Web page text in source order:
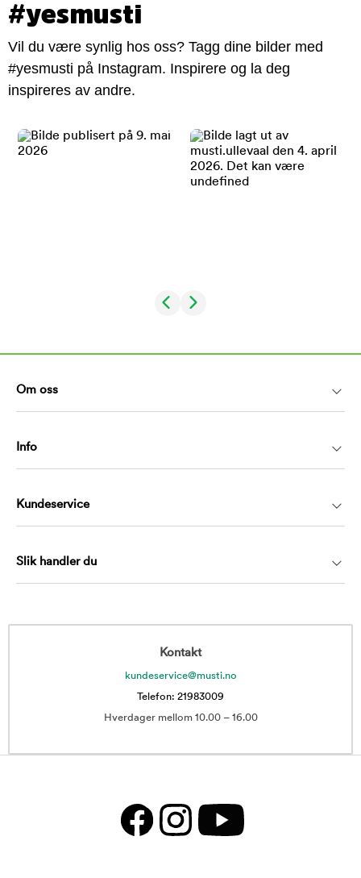
#yesmusti
Vil du være synlig hos oss? Tagg dine bilder med
#yesmusti på Instagram. Inspirere og la deg
inspireres av andre.
Om oss
Info
Kundeservice
Slik handler du
Kontakt
kundeservice@musti.no
Telefon: 21983009
Hverdager mellom 10.00 – 16.00